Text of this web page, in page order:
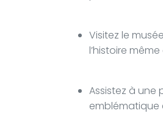
Visitez le
l’histoire
Assistez à une
emblématique